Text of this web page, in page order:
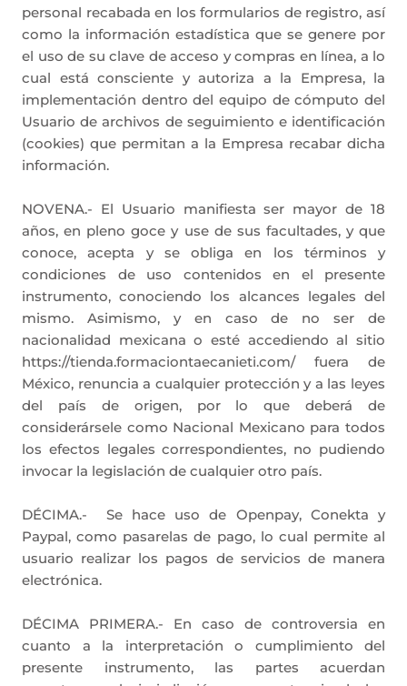
personal recabada en los formularios de registro, así
como la información estadística que se genere por
el uso de su clave de acceso y compras en línea, a lo
cual está consciente y autoriza a la Empresa, la
implementación dentro del equipo de cómputo del
Usuario de archivos de seguimiento e identificación
(cookies) que permitan a la Empresa recabar dicha
información.
NOVENA.- El Usuario manifiesta ser mayor de 18
años, en pleno goce y use de sus facultades, y que
conoce, acepta y se obliga en los términos y
condiciones de uso contenidos en el presente
instrumento, conociendo los alcances legales del
mismo. Asimismo, y en caso de no ser de
nacionalidad mexicana o esté accediendo al sitio
https://tienda.formaciontaecanieti.com/ fuera de
México, renuncia a cualquier protección y a las leyes
del país de origen, por lo que deberá de
considerársele como Nacional Mexicano para todos
los efectos legales correspondientes, no pudiendo
invocar la legislación de cualquier otro país.
DÉCIMA.-
Se hace uso de Openpay, Conekta y
Paypal, como pasarelas de pago, lo cual permite al
usuario realizar los pagos de servicios de manera
electrónica.
DÉCIMA PRIMERA.- En caso de controversia en
cuanto a la interpretación o cumplimiento del
presente instrumento, las partes acuerdan